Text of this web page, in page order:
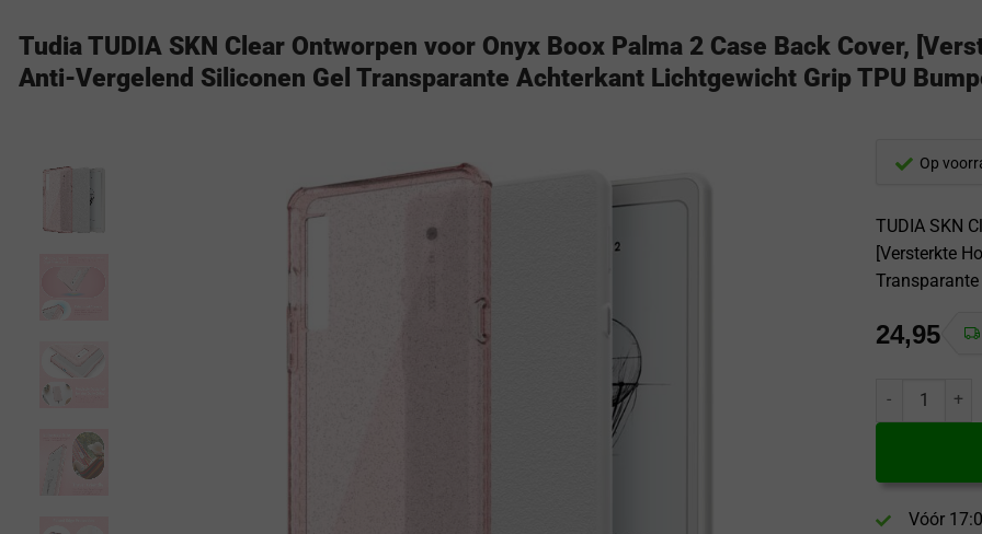
Tudia TUDIA SKN Clear Ontworpen voor Onyx Boox Palma 2 Case Back Cover,
Anti-Vergelend Siliconen Gel Transparante Achterkant Lichtgewicht Grip TPU
Op
TUDIA SKN
[Versterkte
24,95
Tudia TUDIA
Vóór